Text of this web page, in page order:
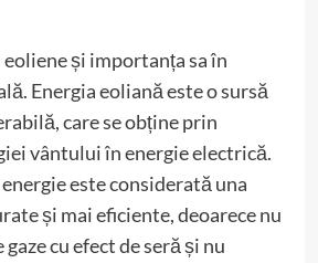
și importanța sa în
Energia eoliană este o sursă
care se obține prin
vântului în energie electrică.
este considerată una
și mai eficiente, deoarece nu
cu efect de seră și nu